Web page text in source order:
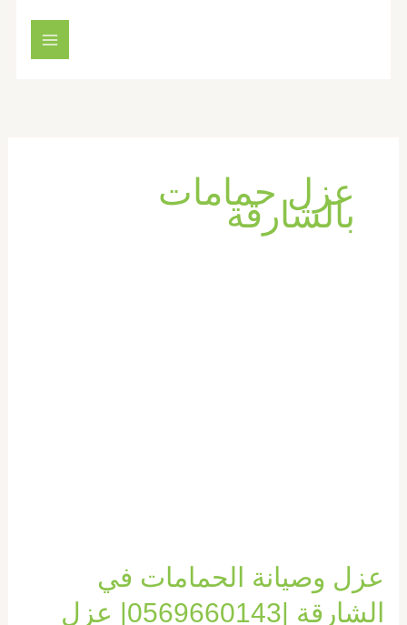
عزل حمامات
بالشارقة
عزل وصيانة الحمامات في
الشارقة |0569660143| عزل